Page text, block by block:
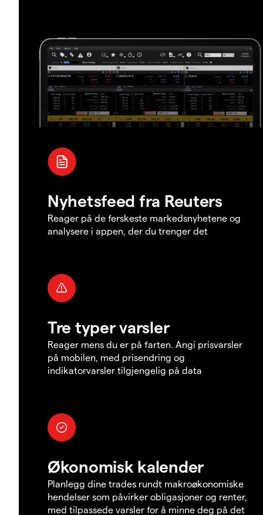
Nyhetsfeed fra Reuters
Reager på de ferskeste markedsnyhetene og
analysere i appen, der du trenger det
Tre typer varsler
Reager mens du er på farten. Angi prisvarsler
på mobilen, med prisendring og
indikatorvarsler tilgjengelig på data
Økonomisk kalender
Planlegg dine trades rundt makroøkonomiske
hendelser som påvirker obligasjoner og renter,
med tilpassede varsler for å minne deg på det